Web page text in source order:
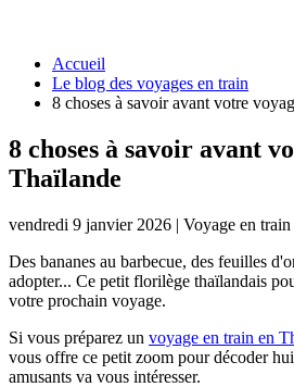
Accueil
Le blog des voyages en train
8 choses à savoir avant votre
8 choses à savoir avant
Thaïlande
vendredi 9 janvier 2026 | Voyage en
Des bananes au barbecue, des feuilles
adopter... Ce petit florilège thaïlandais
votre prochain voyage.
Si vous préparez un voyage en train en
vous offre ce petit zoom pour décoder
amusants va vous intéresser.